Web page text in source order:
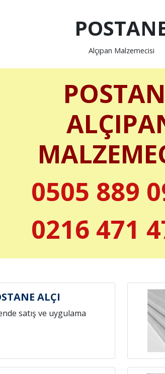
Alçıpan Malzemecisi
0505 889
0216 471
ALÇI
satış ve uygulama